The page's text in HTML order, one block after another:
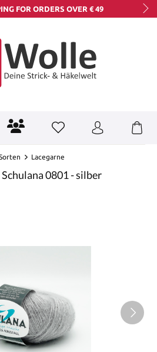
FOR ORDERS OVER € 49
Lacegarne
0801 - silber